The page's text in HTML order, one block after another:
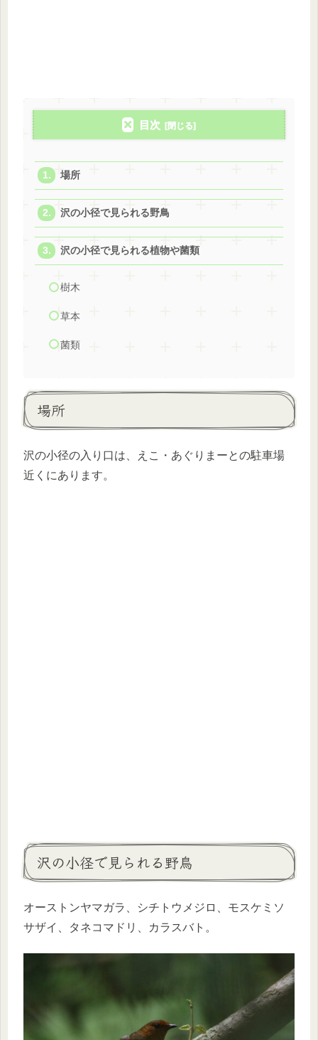
目次
場所
沢の小径で見られる野鳥
沢の小径で見られる植物や菌類
樹木
草本
菌類
場所
沢の小径の入り口は、えこ・あぐりまーとの駐車場
近くにあります。
沢の小径で見られる野鳥
オーストンヤマガラ、シチトウメジロ、モスケミソ
サザイ、タネコマドリ、カラスバト。